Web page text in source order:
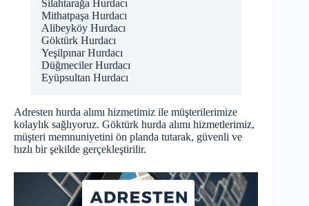
Silahtarağa Hurdacı
Mithatpaşa Hurdacı
Alibeyköy Hurdacı
Göktürk Hurdacı
Yeşilpınar Hurdacı
Düğmeciler Hurdacı
Eyüpsultan Hurdacı
Adresten hurda alımı hizmetimiz ile müşterilerimize
kolaylık sağlıyoruz. Göktürk hurda alımı hizmetlerimiz,
müşteri memnuniyetini ön planda tutarak, güvenli ve
hızlı bir şekilde gerçekleştirilir.